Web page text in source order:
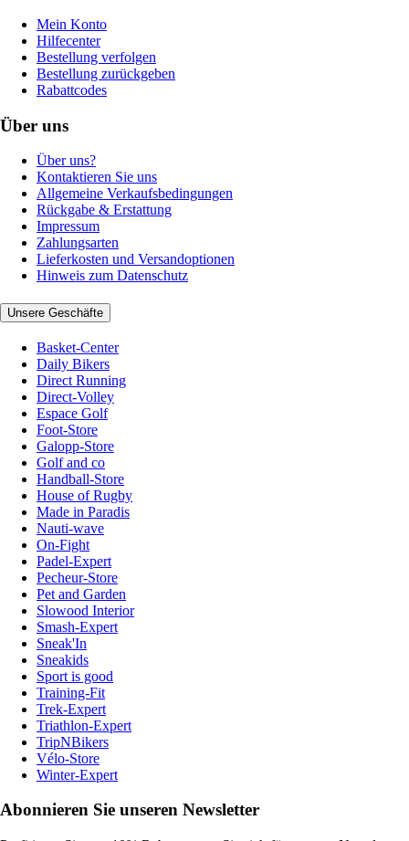
Mein Konto
Hilfecenter
Bestellung verfolgen
Bestellung zurückgeben
Rabattcodes
Über uns
Über uns?
Kontaktieren Sie uns
Allgemeine Verkaufsbedingungen
Rückgabe & Erstattung
Impressum
Zahlungsarten
Lieferkosten und Versandoptionen
Hinweis zum Datenschutz
Unsere Geschäfte
Basket-Center
Daily Bikers
Direct Running
Direct-Volley
Espace Golf
Foot-Store
Galopp-Store
Golf and co
Handball-Store
House of Rugby
Made in Paradis
Nauti-wave
On-Fight
Padel-Expert
Pecheur-Store
Pet and Garden
Slowood Interior
Smash-Expert
Sneak'In
Sneakids
Sport is good
Training-Fit
Trek-Expert
Triathlon-Expert
TripNBikers
Vélo-Store
Winter-Expert
Abonnieren Sie unseren Newsletter